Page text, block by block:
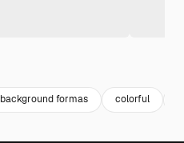
background formas colorful